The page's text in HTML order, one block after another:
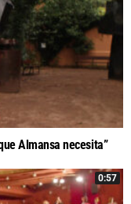
Almansa necesita”
0:57